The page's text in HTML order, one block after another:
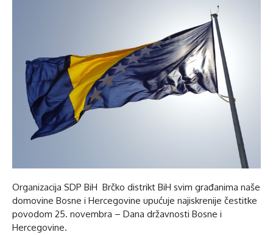
Organizacija SDP BiH Brčko distrikt BiH svim građanima naše
domovine Bosne i Hercegovine upućuje najiskrenije čestitke
povodom 25. novembra – Dana državnosti Bosne i
Hercegovine.